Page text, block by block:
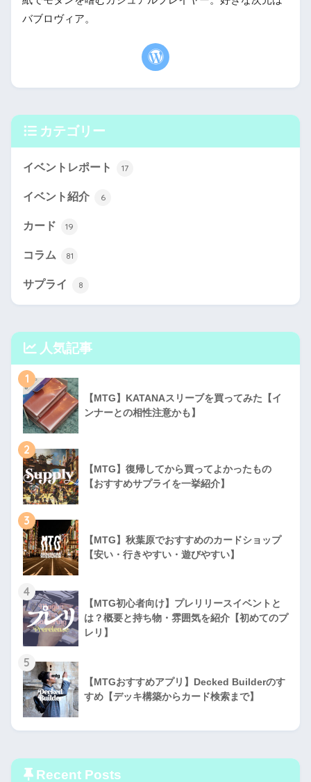
バブロヴィア。
カテゴリー
イベントレポート 17
イベント紹介 6
カード 19
コラム 81
サプライ 8
人気記事
1
【MTG】KATANAスリーブを買ってみた【イ
ンナーとの相性注意かも】
2
【MTG】復帰してから買ってよかったもの
【おすすめサプライを一挙紹介】
3
【MTG】秋葉原でおすすめのカードショップ
【安い・行きやすい・遊びやすい】
4
【MTG初心者向け】プレリリースイベントと
は？概要と持ち物・雰囲気を紹介【初めてのプ
レリ】
5
【MTGおすすめアプリ】Decked Builderのす
すめ【デッキ構築からカード検索まで】
Recent Posts